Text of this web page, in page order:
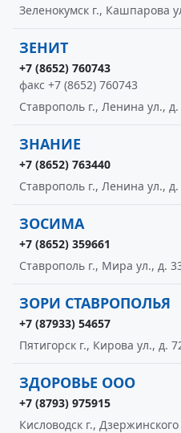
Зеленокумск г., Кашпарова
ЗЕНИТ
+7 (8652) 760743
факс +7 (8652) 760743
Ставрополь г., Ленина ул.,
ЗНАНИЕ
+7 (8652) 763440
Ставрополь г., Ленина ул.,
ЗОСИМА
+7 (8652) 359661
Ставрополь г., Мира ул., д.
ЗОРИ СТАВРОПОЛЬЯ
+7 (87933) 54657
Пятигорск г., Кирова ул., д.
ЗДОРОВЬЕ ООО
+7 (8793) 975915
Кисловодск г.,